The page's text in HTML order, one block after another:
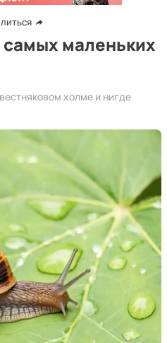
маленьких
холме и нигде